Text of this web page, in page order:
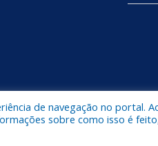
Municipal de Primavera.
de navegação no portal.
sobre como isso é